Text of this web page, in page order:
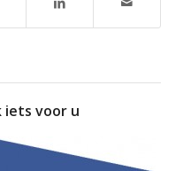
iets voor u